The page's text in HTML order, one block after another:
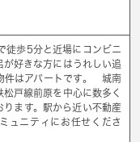
徒歩5分と近場にコンビニ
好きな方にはうれしい追
件はアパートです。 城南
戸線前原を中心に数多く
ます。駅から近い不動産
ュニティにお任せくださ